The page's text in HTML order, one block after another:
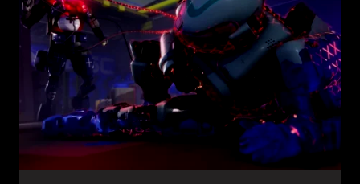
TELAI
DA
CORRIDORE
LE
SUE
NUMEROSE
POSSIBILITÀ
DI